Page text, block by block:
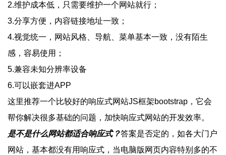
2.维护成本低，只需要维护一个网站就行；
3.分享方便，内容链接地址一致；
4.视觉统一，网站风格、导航、菜单基本一致，没有陌生
感，容易使用；
5.兼容未知分辨率设备
6.可以嵌套进APP
这里推荐一个比较好的响应式网站JS框架bootstrap，它会
帮你解决很多基础的问题，加快响应式网站的开发效率。
是不是什么网站都适合响应式？答案是否定的，如各大门户
网站，基本都没有用响应式，当电脑版网页内容特别多的不